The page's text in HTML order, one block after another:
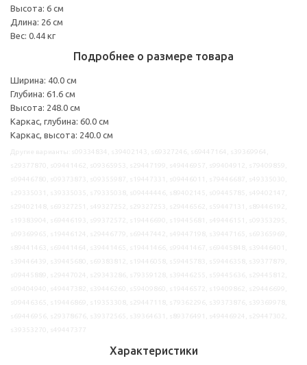
Высота: 6 см
Длина: 26 см
Вес: 0.44 кг
Подробнее о размере товара
Ширина: 40.0 см
Глубина: 61.6 см
Высота: 248.0 см
Каркас, глубина: 60.0 см
Каркас, высота: 240.0 см
Характеристики